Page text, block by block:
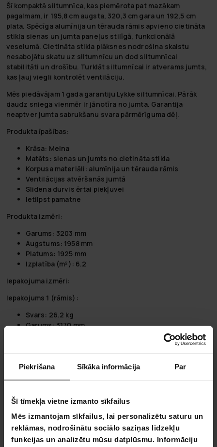
Piekrišana Sīkāka informācija Par
Šī tīmekļa vietne izmanto sīkfailus
Mēs izmantojam sīkfailus, lai personalizētu saturu un
reklāmas, nodrošinātu sociālo saziņas līdzekļu
funkcijas un analizētu mūsu datplūsmu. Informāciju
Šī kompaktā siltumnīca, kas piemērota pat mazākam
pagalmam, ir 195,8 cm augsta, 320,3 cm gara un 192,5 cm
plata. Spēcīga alumīnija un tērauda rāmis apvieno cietināta
stikla sienas un jumta paneļus stilīgā, funkcionālā
veselumā. Cietināta stikla plāksnes nodrošina skaistu
nesabojātu skatu uz siltumnīcu un dod siltumnīcai
stabilitāti un drošību. Turklāt siltumnīcai ir atverams jumts,
kas ļauj viegli kontrolēt ventilāciju.
Mēs piedāvājam 1 gada garantiju Lykke siltumnīcai. Pārāk
daudz sniega vienmēr ir jānotīra no jumta. Garantija
neaptver jumta sabrukšanu svara pārmērīguma dēļ.
Produkta īpašības:
Krāsa: Melna
Matēts: sienas un jumts no cietināta stikla
Korpusa materiāli: alumīnija un tērauda rāmis
Ventilācijas atvēršanās jumtā
Slidena durvis ērtai piekļuvei
Ietilpst pamatne
Produkta izmēri:
Garums: 3203 mm
Augstums: 1958 mm
Platums: 1925 mm
Izplatība (m²): 6.2
Iepakojuma izmēri:
Iepakojums 1 (rāmis):
Svars: 26.2 kg
Garums: 3170 mm
Iepakojums 2 (apakšdaļa):
Svars: 26.2 kg
Augstums: 110 mm
Iepakojums 3 (PC):
Svars: 175 kg